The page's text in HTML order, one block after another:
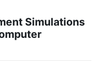
Simulations